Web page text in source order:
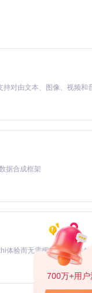
700万+用
1.5个全职开发人员的
迭代周期缩短35%。
易的峰值负载，较历史
据合成框架